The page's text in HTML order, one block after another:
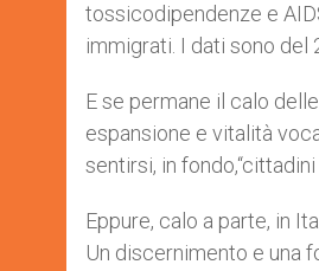
tossicodipendenze e
immigrati. I dati sono del
E se permane il calo
espansione e vitalità
sentirsi, in fondo,“cittadini
Eppure, calo a parte, in
Un discernimento e una